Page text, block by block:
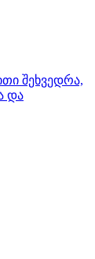
შეხვედრა,
და